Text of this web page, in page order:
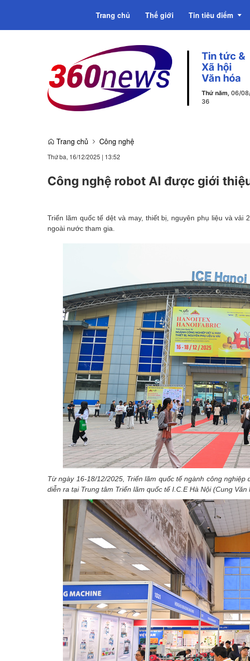
Trang chủ Thế giới Tin tiêu điểm
Emagazine
Tin tức &
Xã hội
Văn hóa
Thứ năm, 06/
38
Trang chủ Công nghệ
Thứ ba, 16/12/2025 | 13:52
Công nghệ robot AI được giới
Triển lãm quốc tế dệt và may, thiết bị, nguyên phụ liệu và
ngoài nước tham gia.
Từ ngày 16-18/12/2025, Triển lãm quốc tế ngành công
diễn ra tại Trung tâm Triển lãm quốc tế I.C.E Hà Nội (Cung Văn